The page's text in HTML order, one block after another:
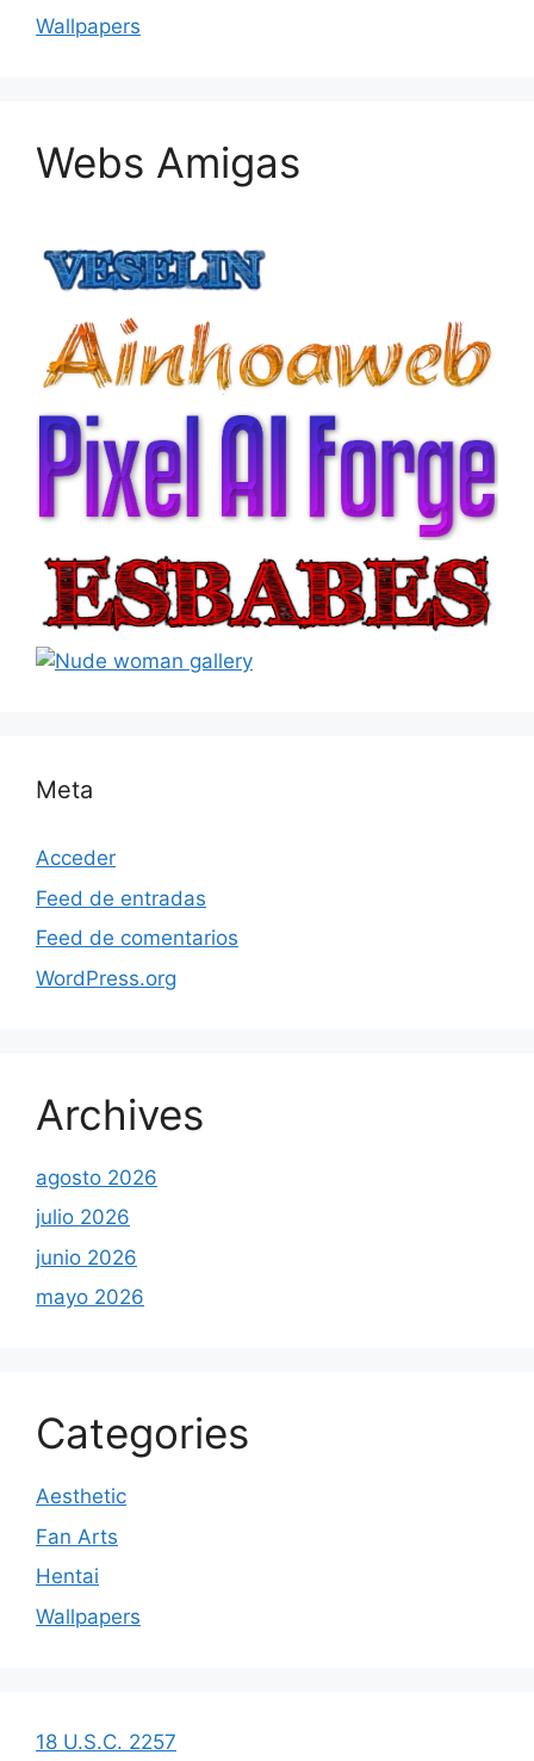
Wallpapers
Webs Amigas
Meta
Acceder
Feed de entradas
Feed de comentarios
WordPress.org
Archives
agosto 2026
julio 2026
junio 2026
mayo 2026
Categories
Aesthetic
Fan Arts
Hentai
Wallpapers
18 U.S.C. 2257